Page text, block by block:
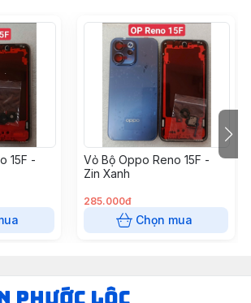
15F -
Vỏ Bộ Oppo Reno 15F -
Zin Xanh
285.000đ
Chọn mua